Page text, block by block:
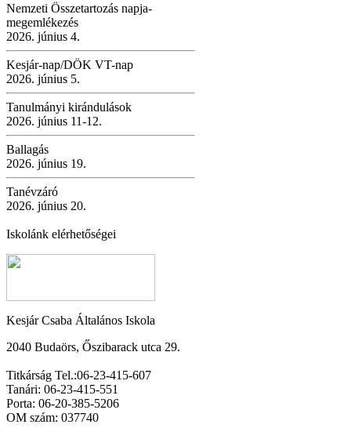
Nemzeti Összetartozás napja-
megemlékezés
2026. június 4.
Kesjár-nap/DÖK VT-nap
2026. június 5.
Tanulmányi kirándulások
2026. június 11-12.
Ballagás
2026. június 19.
Tanévzáró
2026. június 20.
Iskolánk elérhetőségei
Kesjár Csaba Általános Iskola
2040 Budaörs, Őszibarack utca 29.
Titkárság Tel.:06-23-415-607
Tanári: 06-23-415-551
Porta: 06-20-385-5206
OM szám: 037740